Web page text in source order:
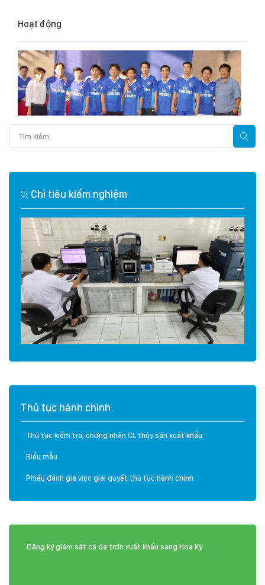
Hoạt động
Chỉ tiêu kiểm nghiệm
Thủ tục hành chính
Thủ tục kiểm tra, chứng nhận CL thủy sản xuất khẩu
Biểu mẫu
Phiếu đánh giá việc giải quyết thủ tục hành chính
Đăng ký giám sát cá da trơn xuất khẩu sang Hoa Kỳ